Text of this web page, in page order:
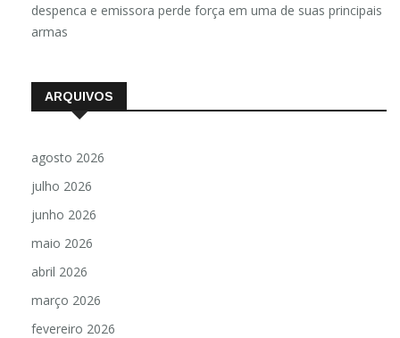
despenca e emissora perde força em uma de suas principais
armas
ARQUIVOS
agosto 2026
julho 2026
junho 2026
maio 2026
abril 2026
março 2026
fevereiro 2026